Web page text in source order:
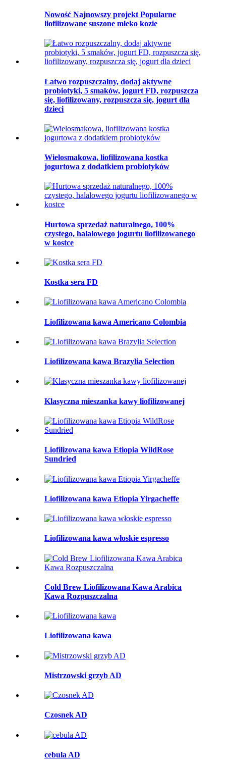
Nowość Najnowszy projekt Popularne
liofilizowane suszone mleko kozie
Łatwo rozpuszczalny, dodaj aktywne
probiotyki, 5 smaków, jogurt FD, rozpuszcza
się, liofilizowany, rozpuszcza się, jogurt dla
dzieci
Wielosmakowa, liofilizowana kostka
jogurtowa z dodatkiem probiotyków
Hurtowa sprzedaż naturalnego, 100%
czystego, halalowego jogurtu liofilizowanego
w kostce
Kostka sera FD
Liofilizowana kawa Americano Colombia
Liofilizowana kawa Brazylia Selection
Klasyczna mieszanka kawy liofilizowanej
Liofilizowana kawa Etiopia WildRose
Sundried
Liofilizowana kawa Etiopia Yirgacheffe
Liofilizowana kawa włoskie espresso
Cold Brew Liofilizowana Kawa Arabica
Kawa Rozpuszczalna
Liofilizowana kawa
Mistrzowski grzyb AD
Czosnek AD
cebula AD